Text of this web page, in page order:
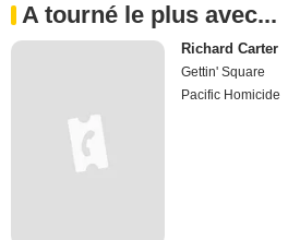
A tourné le plus avec...
Richard Carter
Gettin' Square
Pacific Homicide